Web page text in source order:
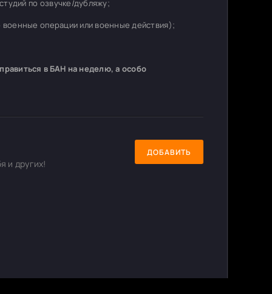
по озвучке/дубляжу;
военные операции или военные действия);
в БАН на неделю, а особо
и других!
ДОБАВИТЬ